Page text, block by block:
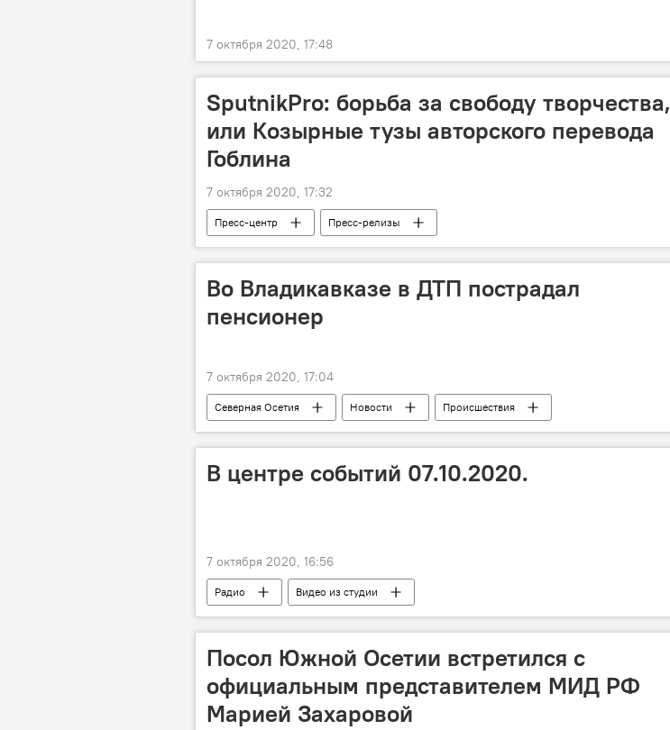
7 октября 2020, 17:48
SputnikPro: борьба за свободу творчества,
или Козырные тузы авторского перевода
Гоблина
7 октября 2020, 17:32
Пресс-центр Пресс-релизы
Во Владикавказе в ДТП пострадал
пенсионер
7 октября 2020, 17:04
Северная Осетия Новости Происшествия
В центре событий 07.10.2020.
7 октября 2020, 16:56
Радио Видео из студии
Посол Южной Осетии встретился с
официальным представителем МИД РФ
Марией Захаровой